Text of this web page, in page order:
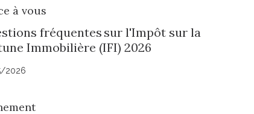
à vous
fréquentes sur l'Impôt sur la
Immobilière (IFI) 2026
2026